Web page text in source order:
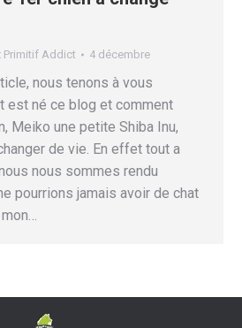
Primitif Addict 4 décembre
nous tenons à vous
est né ce blog et comment
Meiko une petite Shiba Inu,
de vie. En effet tout a
nous sommes rendu
pourrions jamais avoir de chat